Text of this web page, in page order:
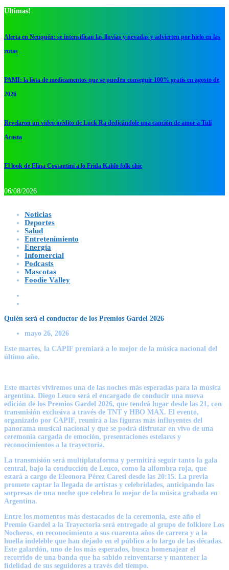
Ultimas!
Alerta en Neuquén: se intensifican las lluvias y nevadas y advierten por hielo en las
rutas
PAMI: la lista de medicamentos que se pueden conseguir 100% gratis en agosto de
2026
Revelaron un video inédito de Luck Ra dedicándole una canción de amor a Tuli
Acosta
El look de Elina Costantini a lo Frida Kahlo folk chic
06/08/2026
Noticias
Deportes
Salud
Entretenimiento
Energía
Infomercial
Podcasts
Mascotas
Foodie Valley
Quién será el conductor de los Premios Gardel 2026
mayo 26, 2026
Este martes, la CAPIF premiará a lo mejor de la música nacional del
último año.
Este martes viviremos una de las noches más esperadas para la música
argentina. Diego Leuco será el encargado de conducir una nueva
edición de los Premios Gardel 2026, que tendrá lugar desde las 21, con
transmisión exclusiva a través de TNT y HBO MAX. El evento,
organizado por CAPIF, reunirá a las figuras más influyentes del
panorama musical nacional y que se podrá disfrutar en vivo de una
ceremonia cargada de emoción, presentaciones estelares y
reconocimientos a la trayectoria.
La transmisión será multiplataforma y permitirá seguir tanto la gala
central, bajo la conducción de Leuco, como la alfombra roja, que
estará a cargo de Eleonora Pérez Caresi desde las 20:15. La previa
promete captar la llegada de artistas y celebridades, anticipando las
sorpresas de una noche que celebra lo mejor de la música grabada en
Argentina.
Entre los momentos más destacados de la ceremonia, este año el
Premio Gardel a la Trayectoria será entregado al grupo de folklore Los
Nocheros, en reconocimiento a sus cuarenta años de carrera y a la
huella indeleble que han dejado en el público a lo largo de las décadas.
Este galardón, uno de los más esperados, busca homenajear el
recorrido de una banda que ha sabido reinventarse y mantener la
fidelidad de sus seguidores a través del tiempo.